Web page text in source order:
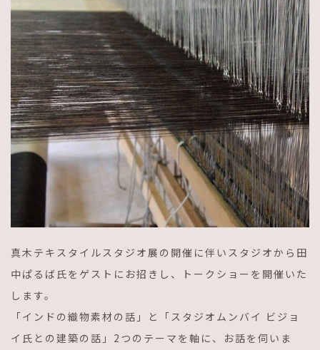
真木テキスタイルスタジオ展の開催に伴いスタジオから田
中ぱるば氏をゲストにお招きし、トークショーを開催いた
します。
「インドの織物素材の話」と「スタジオムンバイ ビジョ
イ氏との建築の話」 2 つのテーマを軸に、お話を伺いま